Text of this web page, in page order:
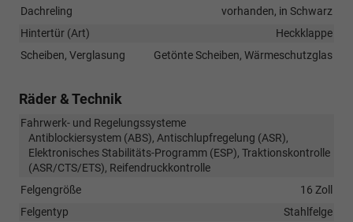
Dachreling
vorhanden, in Schwarz
Hintertür (Art)
Heckklappe
Scheiben, Verglasung
Getönte Scheiben, Wärmeschutzglas
Räder & Technik
Fahrwerk- und Regelungssysteme
Antiblockiersystem (ABS), Antischlupfregelung (ASR),
Elektronisches Stabilitäts-Programm (ESP), Traktionskontrolle
(ASR/CTS/ETS), Reifendruckkontrolle
Felgengröße
16 Zoll
Felgentyp
Stahlfelge